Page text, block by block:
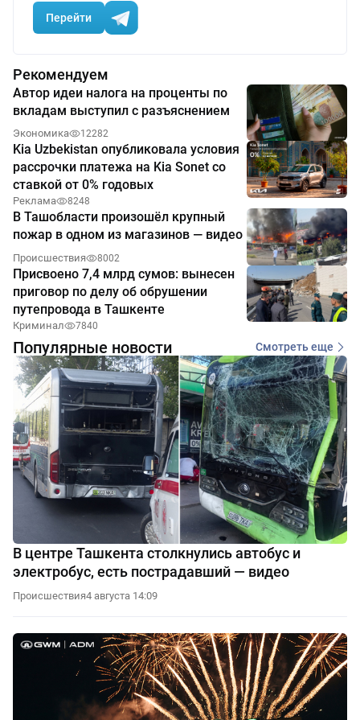
Перейти
Рекомендуем
Автор идеи налога на проценты по
вкладам выступил с разъяснением
Экономика 12282
Kia Uzbekistan опубликовала условия
рассрочки платежа на Kia Sonet со
ставкой от 0% годовых
Реклама 8248
В Ташобласти произошёл крупный
пожар в одном из магазинов — видео
Происшествия 8002
Присвоено 7,4 млрд сумов: вынесен
приговор по делу об обрушении
путепровода в Ташкенте
Криминал 7840
Популярные новости Смотреть еще
В центре Ташкента столкнулись автобус и
электробус, есть пострадавший — видео
Происшествия4 августа 14:09